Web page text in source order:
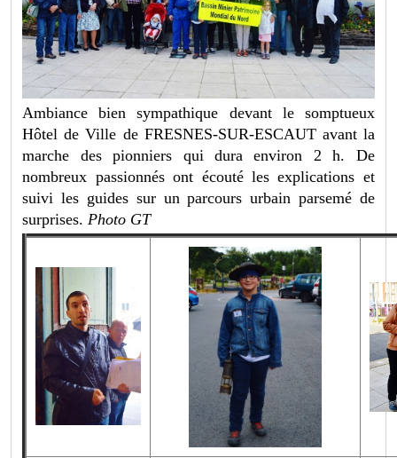
Ambiance bien sympathique devant le somptueux
Hôtel de Ville de FRESNES-SUR-ESCAUT avant la
marche des pionniers qui dura environ 2 h. De
nombreux passionnés ont écouté les explications et
suivi les guides sur un parcours urbain parsemé de
surprises. Photo GT